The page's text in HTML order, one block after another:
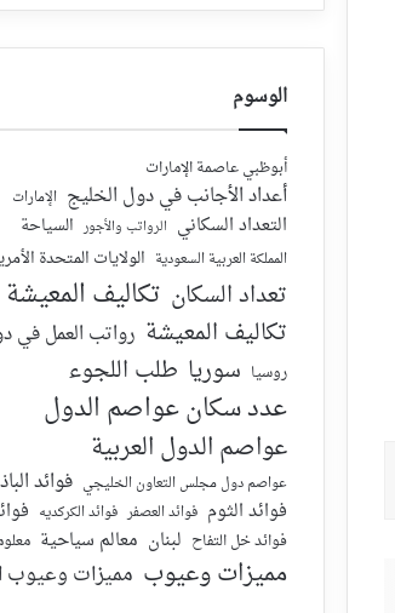
الوسوم
أبوظبي عاصمة الإمارات
أعداد الأجانب في دول الخليج الإمارات
التعداد السكاني الرواتب والأجور السياحة
المملكة العربية السعودية الولايات المتحدة
تعداد السكان تكاليف المعيشة
تكاليف المعيشة رواتب العمل في
روسيا سوريا طلب اللجوء
عدد سكان عواصم الدول
عواصم الدول العربية
عواصم دول مجلس التعاون الخليجي فوائد
فوائد الثوم فوائد العصفر فوائد الكركديه
فوائد خل التفاح لبنان معالم سياحية
مميزات وعيوب مميزات وعيوب